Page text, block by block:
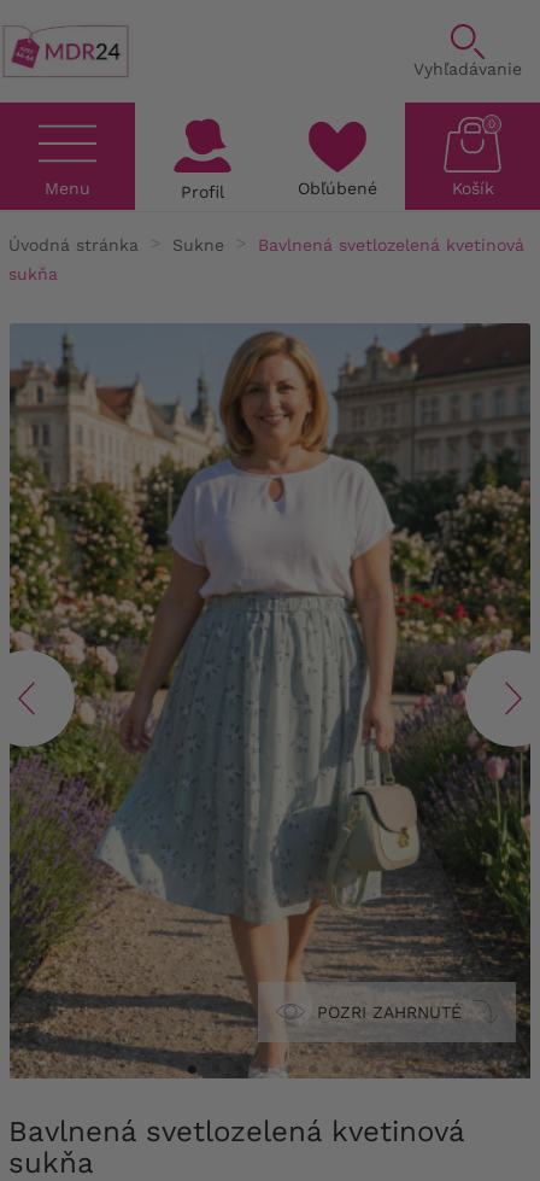
Vyhľadávanie
Menu Profil Obľúbené Košík
0
Úvodná stránka Sukne
Bavlnená svetlozelená kvetinová
sukňa
POZRI ZAHRNUTÉ
Bavlnená svetlozelená kvetinová
sukňa